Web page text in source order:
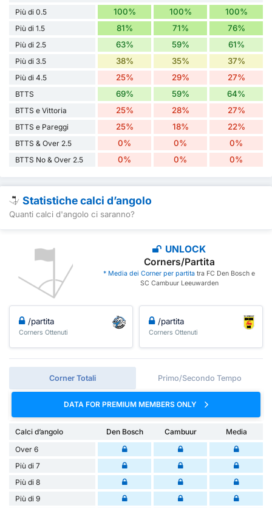
Più di 0.5
100% 100% 100%
Più di 1.5 81% 71% 76%
Più di 2.5 63% 59% 61%
Più di 3.5 38% 35% 37%
Più di 4.5 25% 29% 27%
BTTS 69% 59% 64%
BTTS e Vittoria 25% 28% 27%
BTTS e Pareggi 25% 18% 22%
BTTS & Over 2.5 0% 0% 0%
BTTS No & Over 2.5 0% 0% 0%
Statistiche calci d’angolo
Quanti calci d'angolo ci saranno?
UNLOCK
Corners/Partita
* Media dei Corner per partita tra FC Den Bosch e
SC Cambuur Leeuwarden
/partita
Corners Ottenuti
/partita
Corners Ottenuti
Corner Totali Primo/Secondo Tempo
DATA FOR PREMIUM MEMBERS ONLY
Calci d’angolo Den Bosch Cambuur
Media
Over 6
Più di 7
Più di 8
Più di 9